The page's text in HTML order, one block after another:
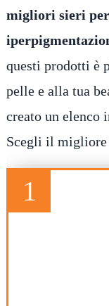
migliori sieri
questi prodotti è
pelle e alla tua
creato un elenco
Scegli il migliore
1